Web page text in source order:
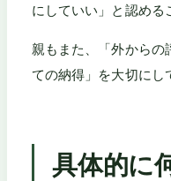
にしていい」と認める
親もまた、「外からの
ての納得」を大切にし
具体的に